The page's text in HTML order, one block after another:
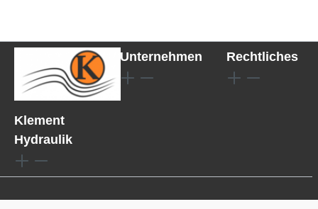
Klement
Hydraulik
Unternehmen Rechtliches